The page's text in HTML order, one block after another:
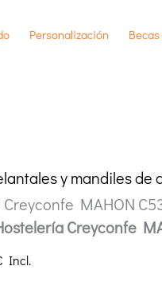
Personalización
y mandiles de
MAHON
Creyconfe
Incl.